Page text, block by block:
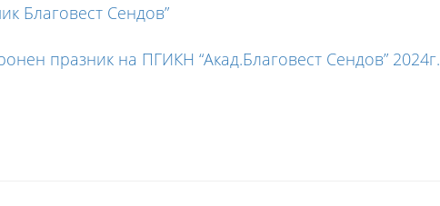
Благовест Сендов”
празник на ПГИКН “Акад.Благовест Сендов” 2024г.